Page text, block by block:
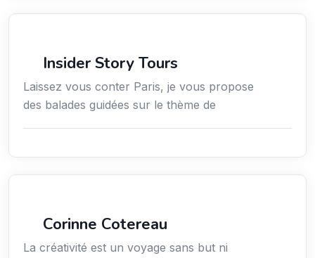
Insider Story Tours
Laissez vous conter Paris, je vous propose
des balades guidées sur le thème de
Corinne Cotereau
La créativité est un voyage sans but ni